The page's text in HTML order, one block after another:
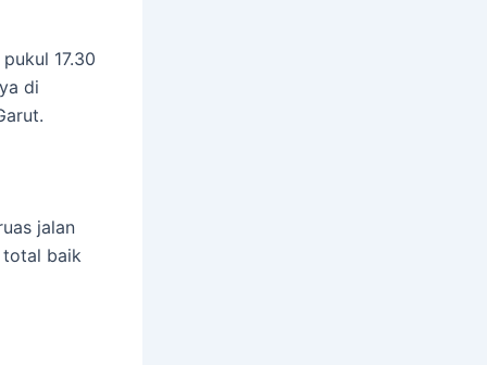
17.30
di
jalan
total baik